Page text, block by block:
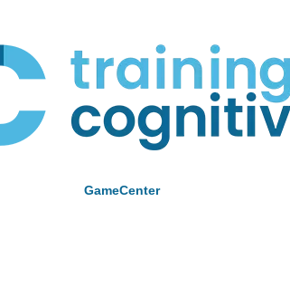
GameCenter